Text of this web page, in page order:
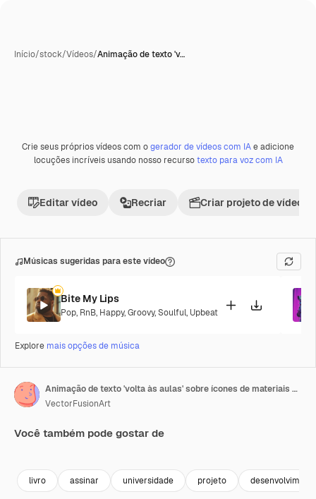
Início/stock/Vídeos/Animação de texto 'v…
PremiumGerada com IA
Crie seus próprios vídeos com ogerador de vídeos com IAe adicione
locuções incríveis usando nosso recursotexto para voz com IA
Editar vídeo Recriar Criar projeto de vídeo
Músicas sugeridas para este vídeo
Bite My Lips
Pop, RnB, Happy,Groovy,Soulful, Upbeat
Explore mais opções de música
Animação de texto 'volta às aulas' sobre ícones de materiais escolares.
VectorFusionArt
Você também pode gostar de
livro assinar universidade projeto